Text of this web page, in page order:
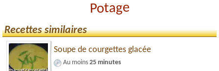
Potage
Recettes similaires
Soupe de courgettes glacée
Au moins 25 minutes